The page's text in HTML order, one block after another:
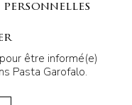
être informé(e)
Pasta Garofalo.